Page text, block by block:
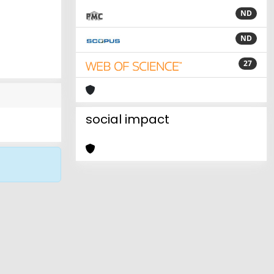
ND
ND
27
social impact